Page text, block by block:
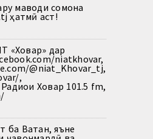
маводи сомона
ҳатмӣ аст!
«Ховар» дар
niatkhovar,
@niat_Khovar_tj,
,
Ховар 101.5 fm,
ба Ватан, яъне